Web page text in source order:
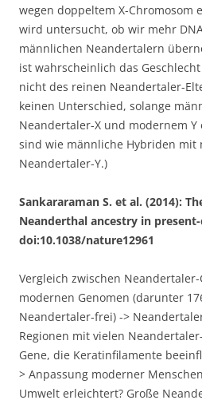
wegen doppeltem X-Chromosom
wird untersucht, ob wir mehr
männlichen Neandertalern
ist wahrscheinlich das
nicht des reinen Neandertaler-
keinen Unterschied, solange
Neandertaler-X und modernem
sind wie männliche Hybriden mit
Neandertaler-Y.)
Sankararaman S. et al. (2014):
Neanderthal ancestry in
doi:10.1038/nature12961
Vergleich zwischen
modernen Genomen (darunter
Neandertaler-frei) ->
Regionen mit vielen
Gene, die Keratinfilamente
> Anpassung moderner
Umwelt erleichtert? Große